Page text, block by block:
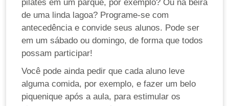
pilates em um parque, por exemplo? Ou na beira
de uma linda lagoa? Programe-se com
antecedência e convide seus alunos. Pode ser
em um sábado ou domingo, de forma que todos
possam participar!
Você pode ainda pedir que cada aluno leve
alguma comida, por exemplo, e fazer um belo
piquenique após a aula, para estimular os